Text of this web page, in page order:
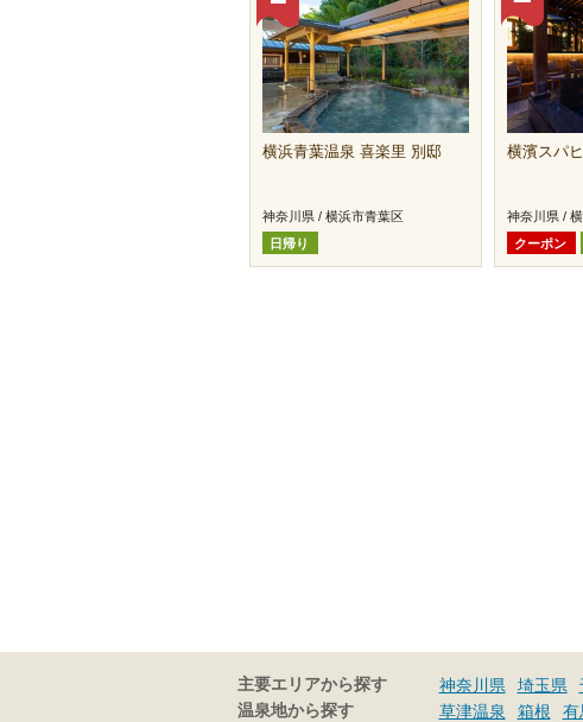
横浜青葉温泉 喜楽里 別邸
神奈川県 / 横浜市青葉区
日帰り
横濱スパ
神奈川県 /
クーポン
主要エリアから探す 神奈川県 埼玉県
温泉地から探す 草津温泉 箱根 有